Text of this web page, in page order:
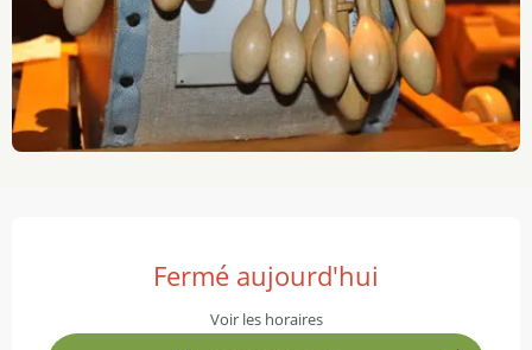
Fermé aujourd'hui
Voir les horaires